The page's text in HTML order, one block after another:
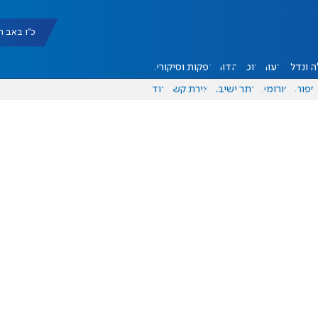
כ"ו באב
ונדל"ן דעות אוכל יהדות הפקות וסיקורים
ספורט פורומים אתר ישיבה יצירת קשר עוד